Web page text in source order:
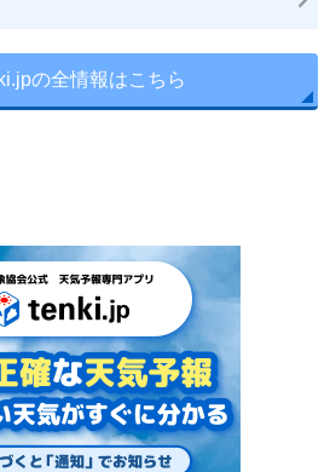
の全情報はこちら